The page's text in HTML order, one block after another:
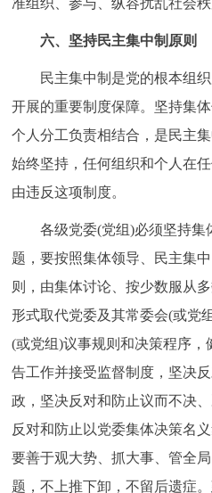
准组织、参与、纵容扰乱社会秩
六、坚持民主集中制原则
民主集中制是党的根本组织
开展的重要制度保障。坚持集
个人分工负责相结合，是民主
始终坚持，任何组织和个人在
由违反这项制度。
各级党委(党组)必须坚持集
题，要按照集体领导、民主集
则，由集体讨论、按少数服从
形式取代党委及其常委会(或党
(或党组)议事规则和决策程序
告工作并接受监督制度，坚决
政，坚决反对和防止议而不决
反对和防止以党委集体决策名
要善于观大势、抓大事、管全
题，不上推下卸，不留后遗症